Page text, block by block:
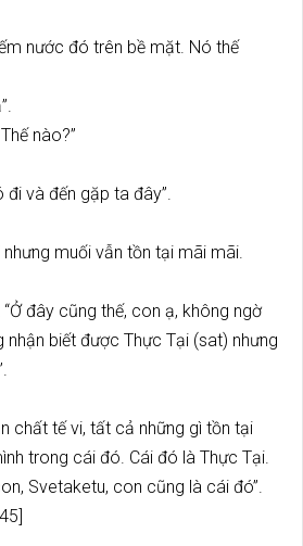
nước đó trên bề mặt. Nó thế
nào?”
đi và đến gặp ta đây”.
muối vẫn tồn tại mãi mãi.
đây cũng thế, con ạ, không ngờ
biết được Thực Tại (sat) nhưng
chất tế vi, tất cả những gì tồn tại
trong cái đó. Cái đó là Thực Tại.
Svetaketu, con cũng là cái đó”.